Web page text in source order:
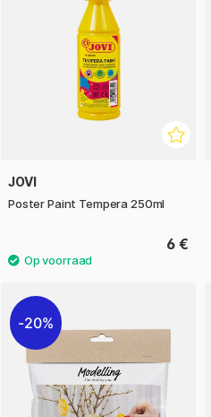
JOVI
Poster Paint Tempera 250ml
6 €
20%